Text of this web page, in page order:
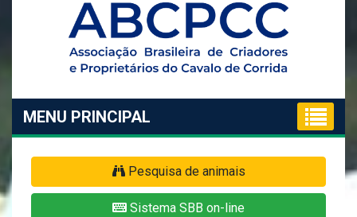
MENU PRINCIPAL
Pesquisa de animais
Sistema SBB on-line